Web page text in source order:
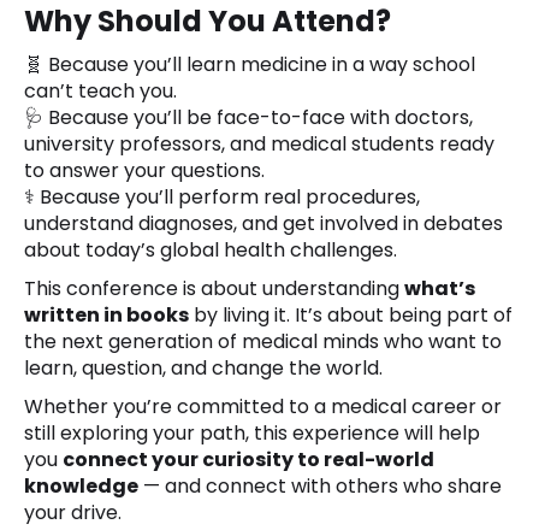
Why Should You Attend?
🧬 Because you’ll learn medicine in a way school
can’t teach you.
🩺 Because you’ll be face-to-face with doctors,
university professors, and medical students ready
to answer your questions.
⚕️ Because you’ll perform real procedures,
understand diagnoses, and get involved in debates
about today’s global health challenges.
This conference is about understandingwhat’s
written in books by living it. It’s about being part of
the next generation of medical minds who want to
learn, question, and change the world.
Whether you’re committed to a medical career or
still exploring your path, this experience will help
you connect your curiosity to real-world
knowledge — and connect with others who share
your drive.